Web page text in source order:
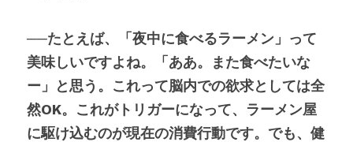
──たとえば、「夜中に食べるラーメン」って
美味しいですよね。「ああ。また食べたいな
ー」と思う。これって脳内での欲求としては全
然OK。これがトリガーになって、ラーメン屋
に駆け込むのが現在の消費行動です。でも、健